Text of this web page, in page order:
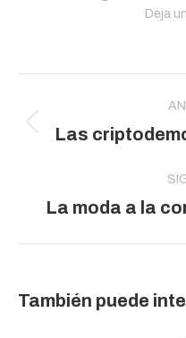
Deja
entre
Las
La moda a la
También puede